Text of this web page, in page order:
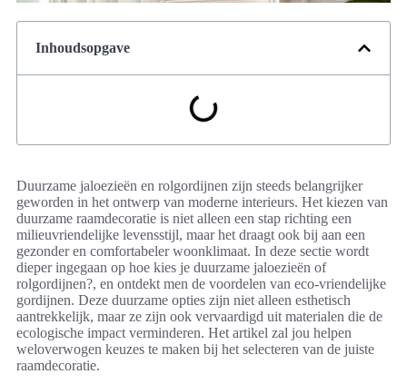
Inhoudsopgave
Duurzame jaloezieën en rolgordijnen zijn steeds belangrijker
geworden in het ontwerp van moderne interieurs. Het kiezen van
duurzame raamdecoratie is niet alleen een stap richting een
milieuvriendelijke levensstijl, maar het draagt ook bij aan een
gezonder en comfortabeler woonklimaat. In deze sectie wordt
dieper ingegaan op hoe kies je duurzame jaloezieën of
rolgordijnen?, en ontdekt men de voordelen van eco-vriendelijke
gordijnen. Deze duurzame opties zijn niet alleen esthetisch
aantrekkelijk, maar ze zijn ook vervaardigd uit materialen die de
ecologische impact verminderen. Het artikel zal jou helpen
weloverwogen keuzes te maken bij het selecteren van de juiste
raamdecoratie.